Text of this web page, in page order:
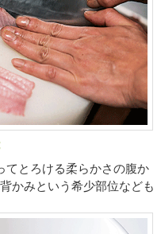
てとろける柔らかさの腹か
かみという希少部位なども